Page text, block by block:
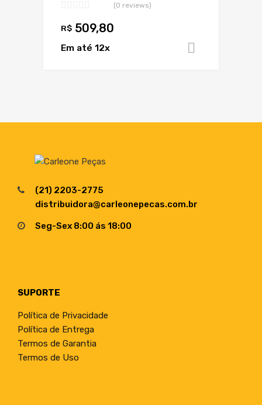
(0 reviews)
R$ 509,80
Em até 12x
(21) 2203-2775
distribuidora@carleonepecas.com.br
Seg-Sex 8:00 ás 18:00
SUPORTE
Política de Privacidade
Política de Entrega
Termos de Garantia
Termos de Uso